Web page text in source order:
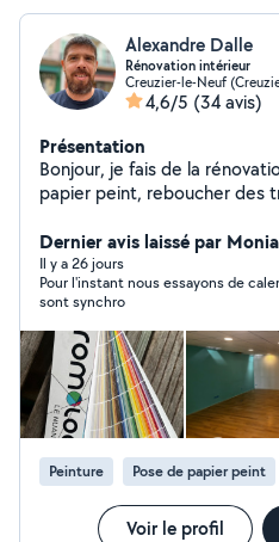
Alexandre Dalle
Rénovation intérieur
Creuzier-le-Neuf
4,6/5 (34 avis)
Présentation
Bonjour, je fais de la
papier peint, reboucher des
bosser 10ans étant monteur
livraisons en tout genre et de
des raisons problématiques
merci de mettre votre
de votre message. Merci
Dernier avis laissé par
Il y a 26 jours
Pour l'instant nous essayons de
sont synchro
Peinture Pose de papier peint
Voir le profil